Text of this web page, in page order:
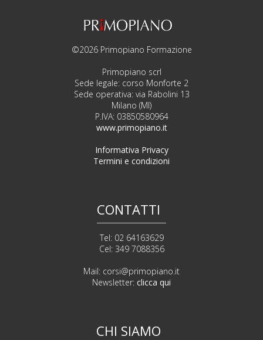
©2026 Primopiano Formazione
Primopiano scrl
Sede legale: corso Monforte 2
Sede operativa: via Rabolini 13
Milano (MI)
P.IVA: 03850580964
www.primopiano.it
Informativa Privacy
Termini e condizioni
CONTATTI
Tel: 02 64163629
Cel: 349 7088356
Mail: corsi@primopiano.it
Newsletter: clicca qui
CHI SIAMO